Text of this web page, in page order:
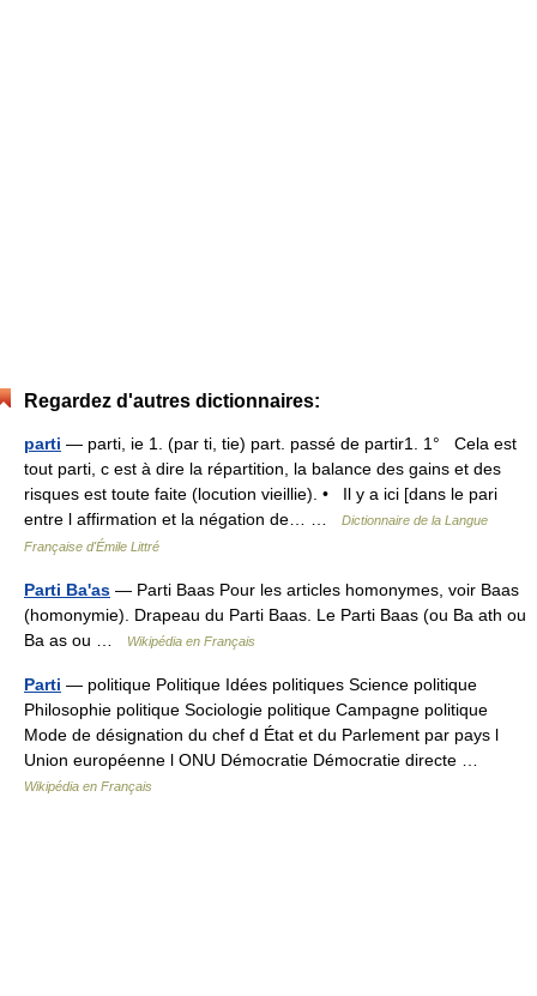
Regardez d'autres dictionnaires:
parti — parti, ie 1. (par ti, tie) part. passé de partir1. 1° Cela est
tout parti, c est à dire la répartition, la balance des gains et des
risques est toute faite (locution vieillie). • Il y a ici [dans le pari
entre l affirmation et la négation de… …
Dictionnaire de la Langue
Française d'Émile Littré
Parti Ba'as — Parti Baas Pour les articles homonymes, voir Baas
(homonymie). Drapeau du Parti Baas. Le Parti Baas (ou Ba ath ou
Ba as ou …
Wikipédia en Français
Parti — politique Politique Idées politiques Science politique
Philosophie politique Sociologie politique Campagne politique
Mode de désignation du chef d État et du Parlement par pays l
Union européenne l ONU Démocratie Démocratie directe …
Wikipédia en Français